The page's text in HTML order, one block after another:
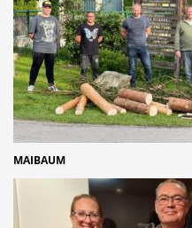
MAIBAUM